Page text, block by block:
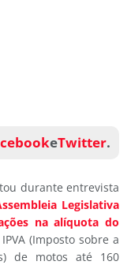
eTwitter.
durante entrevista
Legislativa
na alíquota do
(Imposto sobre a
de motos até 160